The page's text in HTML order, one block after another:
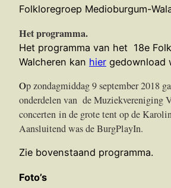
Folkloregroep Medioburgum-
Het programma.
Het programma van het 18e
Walcheren kan hier gedownload
Op zondagmiddag 9 september 2018
onderdelen van de Muziekvereniging
concerten in de grote tent op de
Aansluitend was de BurgPlayIn.
Zie bovenstaand programma.
Foto’s